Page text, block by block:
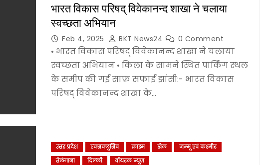
भारत विकास परिषद् विवेकानन्द शाखा ने चलाया
स्वच्छता अभियान
Feb 4, 2025 BKT News24 0 Comment
• भारत विकास परिषद् विवेकानन्द शाखा ने चलाया
स्वच्छता अभियान • किला के सामने स्थित पार्किंग स्थल
के समीप की गई साफ़ सफाई झांसी:- भारत विकास
परिषद् विवेकानन्द शाखा के…
उत्तर प्रदेश एक्सक्लूसिव क्राइम खेल
जम्‍मू एवं कश्‍मीर
तेलंगाना
दिल्‍ली वॉयरल न्यूज़